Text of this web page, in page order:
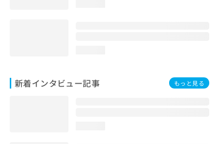
新着インタビュー記事 もっと見る